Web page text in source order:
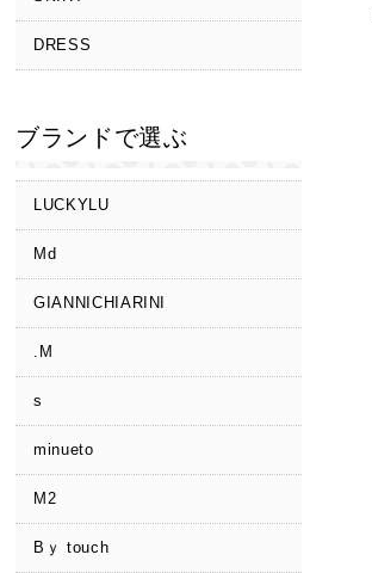
DRESS
ブランドで選ぶ
LUCKYLU
Md
GIANNICHIARINI
.M
s
minueto
M2
Bｙ touch